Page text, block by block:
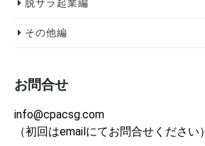
脱サラ起業編
その他編
お問合せ
info@cpacsg.com
（初回はemailにてお問合せください）